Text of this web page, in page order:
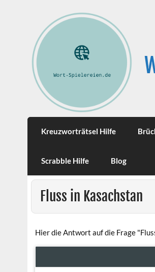
Kreuzworträtsel Hilfe
Scrabble Hilfe Blog
Fluss in Kasachstan
Hier die Antwort auf die Frage